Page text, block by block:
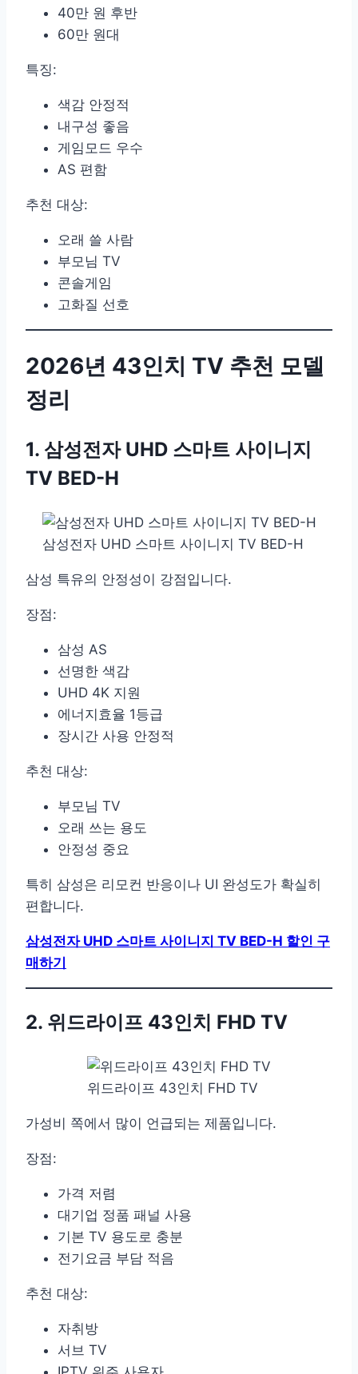
40만 원 후반
60만 원대
특징:
색감 안정적
내구성 좋음
게임모드 우수
AS 편함
추천 대상:
오래 쓸 사람
부모님 TV
콘솔게임
고화질 선호
2026년 43인치 TV 추천 모델
정리
1. 삼성전자 UHD 스마트 사이니지
TV BED-H
삼성전자 UHD 스마트 사이니지 TV BED-H
삼성 특유의 안정성이 강점입니다.
장점:
삼성 AS
선명한 색감
UHD 4K 지원
에너지효율 1등급
장시간 사용 안정적
추천 대상:
부모님 TV
오래 쓰는 용도
안정성 중요
특히 삼성은 리모컨 반응이나 UI 완성도가 확실히
편합니다.
삼성전자 UHD 스마트 사이니지 TV BED-H 할인 구
매하기
2. 위드라이프 43인치 FHD TV
위드라이프 43인치 FHD TV
가성비 쪽에서 많이 언급되는 제품입니다.
장점:
가격 저렴
대기업 정품 패널 사용
기본 TV 용도로 충분
전기요금 부담 적음
추천 대상:
자취방
서브 TV